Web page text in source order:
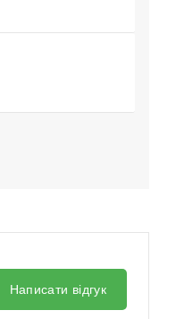
Написати відгук